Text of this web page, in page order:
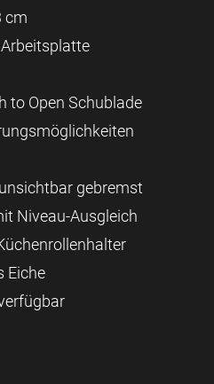
cm
to Open Schublade
gebremst
Niveau-Ausgleich
Eiche